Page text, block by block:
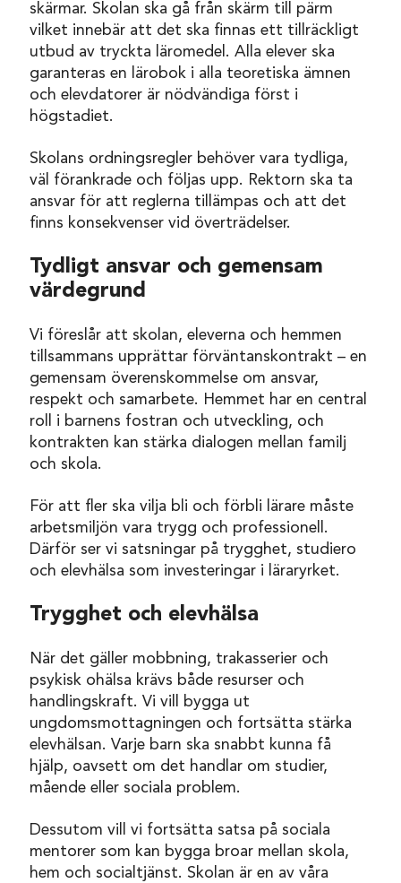
skärmar. Skolan ska gå från skärm till pärm
vilket innebär att det ska finnas ett tillräckligt
utbud av tryckta läromedel. Alla elever ska
garanteras en lärobok i alla teoretiska ämnen
och elevdatorer är nödvändiga först i
högstadiet.
Skolans ordningsregler behöver vara tydliga,
väl förankrade och följas upp. Rektorn ska ta
ansvar för att reglerna tillämpas och att det
finns konsekvenser vid överträdelser.
Tydligt ansvar och gemensam
värdegrund
Vi föreslår att skolan, eleverna och hemmen
tillsammans upprättar förväntanskontrakt – en
gemensam överenskommelse om ansvar,
respekt och samarbete. Hemmet har en central
roll i barnens fostran och utveckling, och
kontrakten kan stärka dialogen mellan familj
och skola.
För att fler ska vilja bli och förbli lärare måste
arbetsmiljön vara trygg och professionell.
Därför ser vi satsningar på trygghet, studiero
och elevhälsa som investeringar i läraryrket.
Trygghet och elevhälsa
När det gäller mobbning, trakasserier och
psykisk ohälsa krävs både resurser och
handlingskraft. Vi vill bygga ut
ungdomsmottagningen och fortsätta stärka
elevhälsan. Varje barn ska snabbt kunna få
hjälp, oavsett om det handlar om studier,
mående eller sociala problem.
Dessutom vill vi fortsätta satsa på sociala
mentorer som kan bygga broar mellan skola,
hem och socialtjänst. Skolan är en av våra